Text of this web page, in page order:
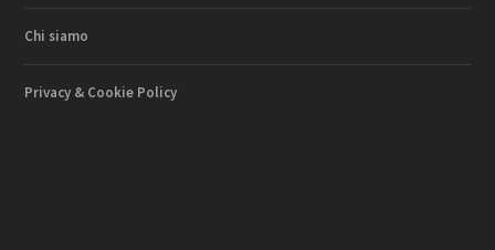
Chi siamo
Privacy & Cookie Policy